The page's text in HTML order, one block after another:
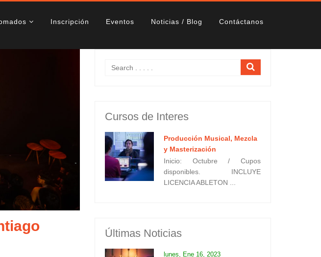
Inscripción Eventos Noticias / Blog Contáctanos
Cursos de Interes
Producción Musical, Mezcla
y Masterización
Inicio: Octubre / Cupos
disponibles. INCLUYE
LICENCIA ABLETON ...
Últimas Noticias
lunes, Ene 16, 2023